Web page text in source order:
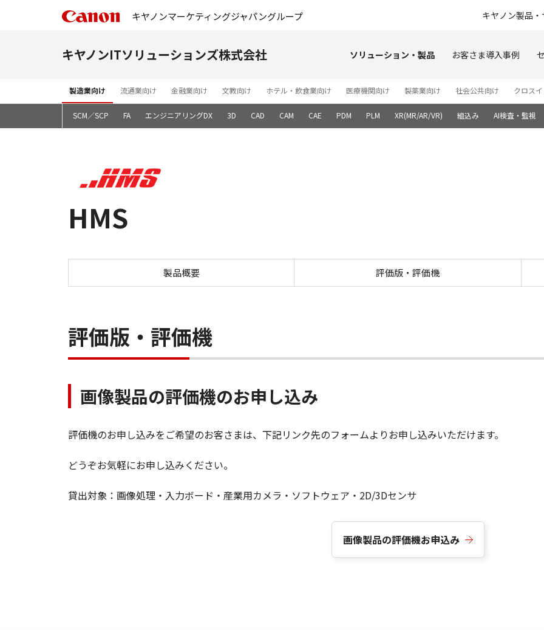
キヤノンマーケティングジャパングループ キヤノン製品
キヤノンITソリューションズ株式会社 ソリューション・製品 お客さま導入事例
製造業向け 流通業向け 金融業向け 文教向け ホテル・飲食業向け 医療機関向け 製薬業向け 社会公共向け クロス
SCM／SCP FA エンジニアリングDX 3D CAD CAM CAE PDM PLM XR(MR/AR/VR) 組込み AI検査・監視
HMS
trial
製品概要 評価版・評価機
評価版・評価機
画像製品の評価機のお申し込み
評価機のお申し込みをご希望のお客さまは、下記リンク先のフォームよりお申し込みいただけます。
どうぞお気軽にお申し込みください。
貸出対象：画像処理・入力ボード・産業用カメラ・ソフトウェア・2D/3Dセンサ
画像製品の評価機お申込み